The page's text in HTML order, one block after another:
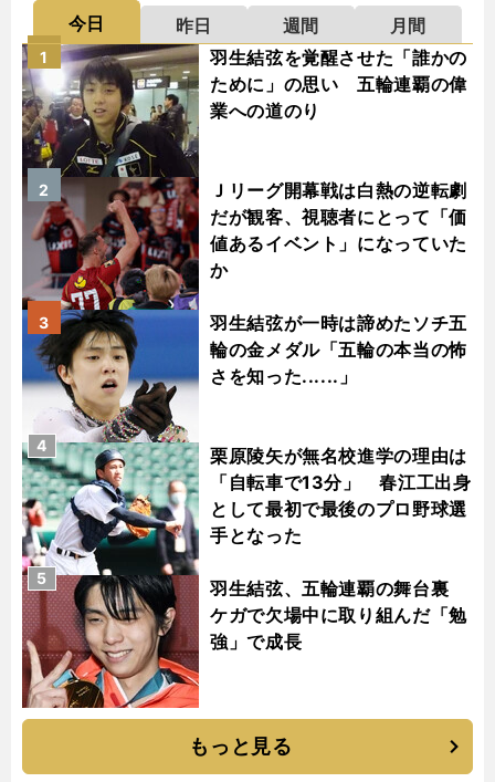
今日 昨日 週間
月間
羽生結弦を覚醒させた「誰かの
ために」の思い 五輪連覇の偉
業への道のり
1
Ｊリーグ開幕戦は白熱の逆転劇
だが観客、視聴者にとって「価
値あるイベント」になっていた
か
2
羽生結弦が一時は諦めたソチ五
輪の金メダル「五輪の本当の怖
さを知った......」
3
栗原陵矢が無名校進学の理由は
「自転車で13分」 春江工出身
として最初で最後のプロ野球選
手となった
4
羽生結弦、五輪連覇の舞台裏
ケガで欠場中に取り組んだ「勉
強」で成長
5
もっと見る